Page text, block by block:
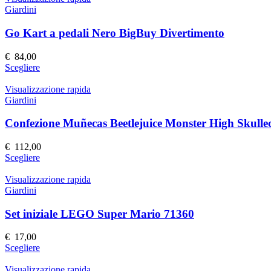
Giardini
Go Kart a pedali Nero BigBuy Divertimento
€ 84,00
ScegliereQuesto
ha
Le
possono
scelte
nella
pagina
prodotto
Visualizzazione rapida
Giardini
Confezione Muñecas Beetlejuice Monster High
€ 112,00
ScegliereQuesto
ha
Le
opzioni
scelte
nella
Visualizzazione rapida
Giardini
Set iniziale LEGO Super Mario 71360
€ 17,00
ScegliereQuesto